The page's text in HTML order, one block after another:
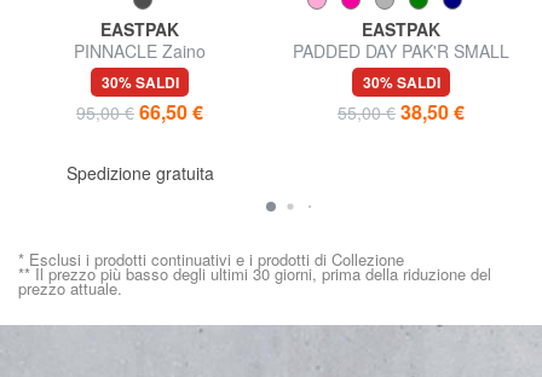
EASTPAK
PINNACLE Zaino
30% SALDI
95,00 € 66,50 €
Spedizione gratuita
EASTPAK
PADDED DAY PAK'R SMALL
Zaino porta tablet con tasche
porta borraccia
30% SALDI
55,00 € 38,50 €
* Esclusi i prodotti continuativi e i prodotti di Collezione
** Il prezzo più basso degli ultimi 30 giorni, prima della riduzione del
prezzo attuale.